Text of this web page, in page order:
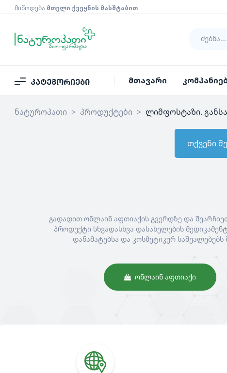
მიწოდება მთელი ქვეყნის მასშტაბით
კატეგორიები მთავარი
ნატუროპათი > პროდუქტები > ლიმფოსტაზი.
თქვენი
გადადით ონლაინ აფთიაქის გვერდზე და
პროდუქტი სხვადასხვა დასახელების
დანამატებსა და კოსმეტიკურ საშუალებებს
ᲝᲜᲚᲐᲘᲜ ᲐᲤᲗᲘᲐᲥᲘ